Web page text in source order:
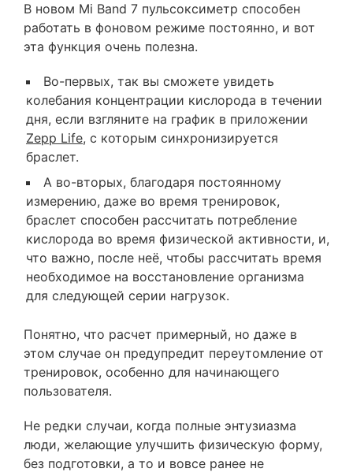
В новом Mi Band 7 пульсоксиметр способен
работать в фоновом режиме постоянно, и вот
эта функция очень полезна.
Во-первых, так вы сможете увидеть
колебания концентрации кислорода в течении
дня, если взгляните на график в приложении
Zepp Life, с которым синхронизируется
браслет.
А во-вторых, благодаря постоянному
измерению, даже во время тренировок,
браслет способен рассчитать потребление
кислорода во время физической активности, и,
что важно, после неё, чтобы рассчитать время
необходимое на восстановление организма
для следующей серии нагрузок.
Понятно, что расчет примерный, но даже в
этом случае он предупредит переутомление от
тренировок, особенно для начинающего
пользователя.
Не редки случаи, когда полные энтузиазма
люди, желающие улучшить физическую форму,
без подготовки, а то и вовсе ранее не